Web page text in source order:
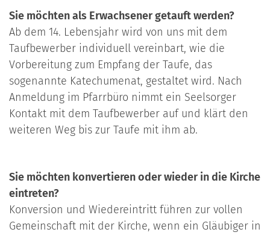
Sie möchten als Erwachsener getauft werden?
Ab dem 14. Lebensjahr wird von uns mit dem
Taufbewerber individuell vereinbart, wie die
Vorbereitung zum Empfang der Taufe, das
sogenannte Katechumenat, gestaltet wird. Nach
Anmeldung im Pfarrbüro nimmt ein Seelsorger
Kontakt mit dem Taufbewerber auf und klärt den
weiteren Weg bis zur Taufe mit ihm ab.
Sie möchten konvertieren oder wieder in die Kirche
eintreten?
Konversion und Wiedereintritt führen zur vollen
Gemeinschaft mit der Kirche, wenn ein Gläubiger in